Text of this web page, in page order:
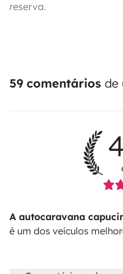
reserva.
59 comentários de
A autocaravana
é um dos veículos